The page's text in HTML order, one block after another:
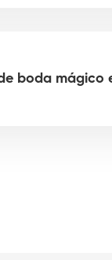
boda mágico